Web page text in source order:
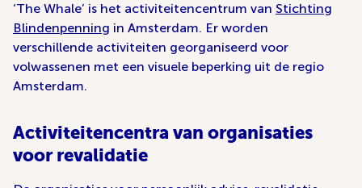
‘The Whale’ is het activiteitencentrum van Stichting
Blindenpenning in Amsterdam. Er worden
verschillende activiteiten georganiseerd voor
volwassenen met een visuele beperking uit de regio
Amsterdam.
Activiteitencentra van organisaties
voor revalidatie